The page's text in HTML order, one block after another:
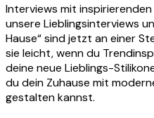
Interviews mit
unsere Lieblingsinterviews
Hause“ sind jetzt an einer
sie leicht, wenn du
deine neue Lieblings-
du dein Zuhause mit
gestalten kannst.